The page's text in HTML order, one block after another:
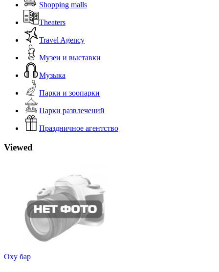
Shopping malls
Theaters
Travel Agency
Музеи и выставки
Музыка
Парки и зоопарки
Парки развлечений
Праздничное агентство
Viewed
Oxy бар